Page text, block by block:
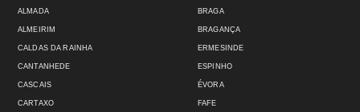
ALMADA
ALMEIRIM
BRAGA
BRAGANÇA
CALDAS DA RAINHA
CANTANHEDE
CASCAIS
CARTAXO
ERMESINDE
ESPINHO
ÉVORA
FAFE